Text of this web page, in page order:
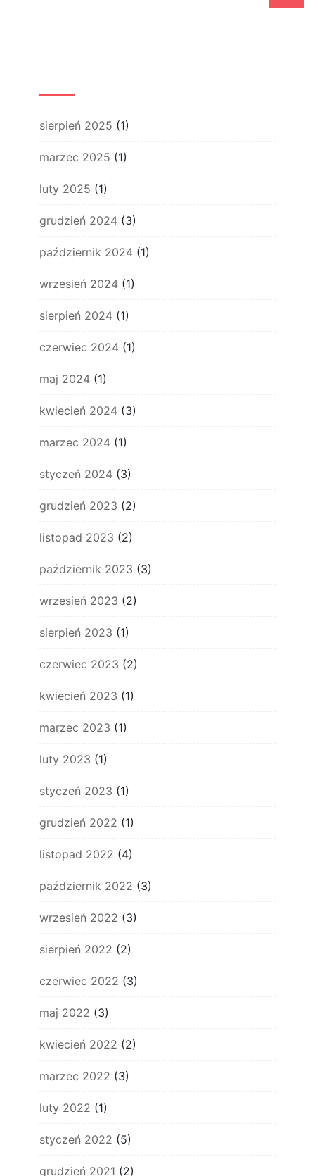
sierpień 2025 (1)
marzec 2025 (1)
luty 2025 (1)
grudzień 2024 (3)
październik 2024 (1)
wrzesień 2024 (1)
sierpień 2024 (1)
czerwiec 2024 (1)
maj 2024 (1)
kwiecień 2024 (3)
marzec 2024 (1)
styczeń 2024 (3)
grudzień 2023 (2)
listopad 2023 (2)
październik 2023 (3)
wrzesień 2023 (2)
sierpień 2023 (1)
czerwiec 2023 (2)
kwiecień 2023 (1)
marzec 2023 (1)
luty 2023 (1)
styczeń 2023 (1)
grudzień 2022 (1)
listopad 2022 (4)
październik 2022 (3)
wrzesień 2022 (3)
sierpień 2022 (2)
czerwiec 2022 (3)
maj 2022 (3)
kwiecień 2022 (2)
marzec 2022 (3)
luty 2022 (1)
styczeń 2022 (5)
grudzień 2021 (2)